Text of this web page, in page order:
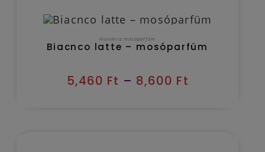
OPCIÓK VÁLASZTÁSA
Horomia mosóparfüm
Biacnco latte – mosóparfüm
5,460 Ft – 8,600 Ft